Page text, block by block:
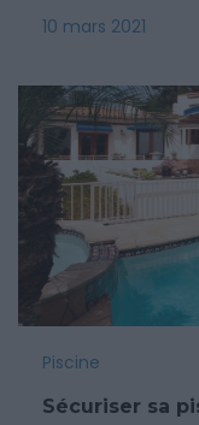
10 mars 2021
Piscine
Sécuriser sa